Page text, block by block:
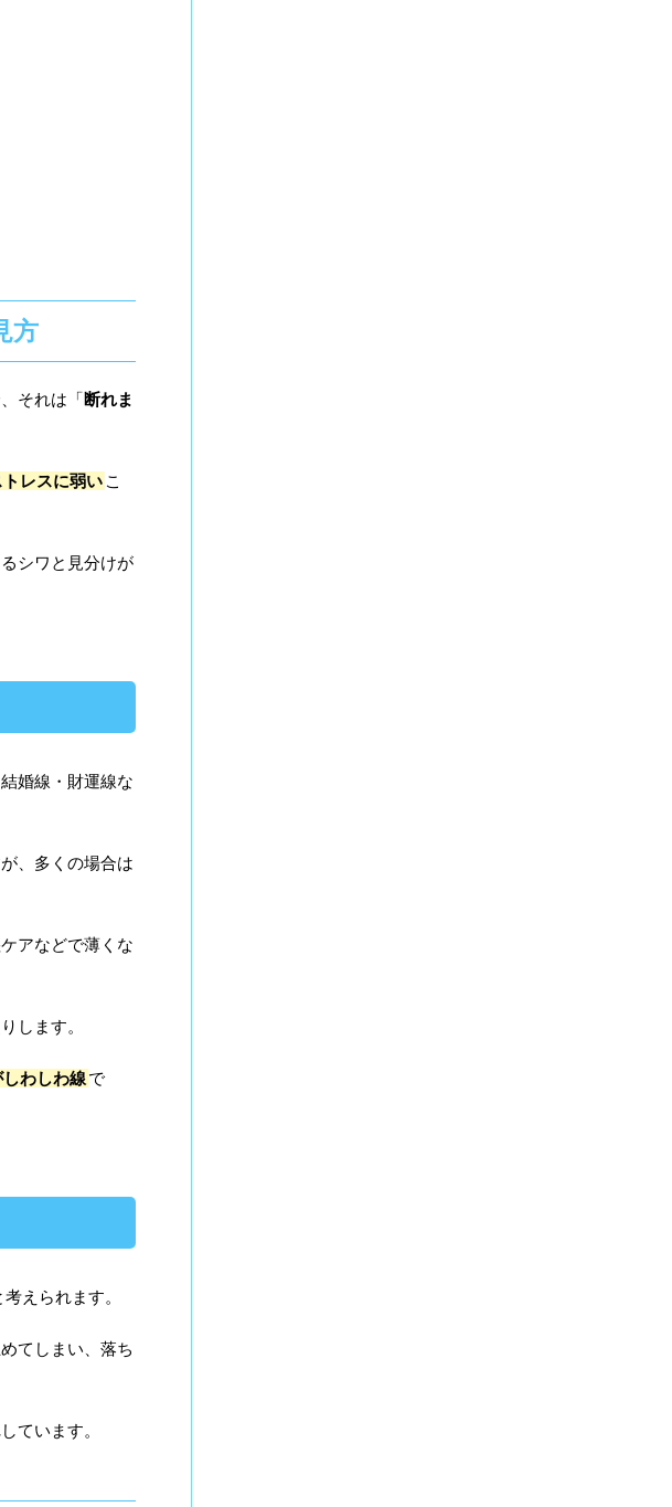
方
それは「断れま
レスに弱い こ
シワと見分けが
婚線・財運線な
、多くの場合は
アなどで薄くな
します。
わしわ線で
考えられます。
てしまい、落ち
ています。